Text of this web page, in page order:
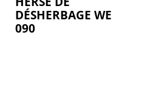
DÉSHERBAGE WE
090